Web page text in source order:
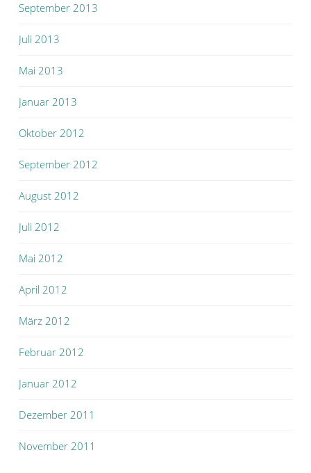
September 2013
Juli 2013
Mai 2013
Januar 2013
Oktober 2012
September 2012
August 2012
Juli 2012
Mai 2012
April 2012
März 2012
Februar 2012
Januar 2012
Dezember 2011
November 2011